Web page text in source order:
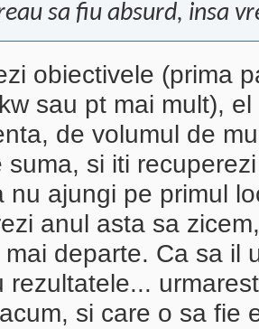
sa fiu absurd, insa
obiectivele (prima
sau pt mai mult),
de volumul de
suma, si iti
nu ajungi pe primul
anul asta sa
mai departe. Ca sa il
rezultatele...
si care o sa fie